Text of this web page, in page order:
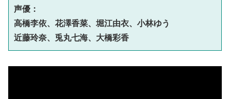
声優：
高橋李依、花澤香菜、堀江由衣、小林ゆう
近藤玲奈、兎丸七海、大橋彩香